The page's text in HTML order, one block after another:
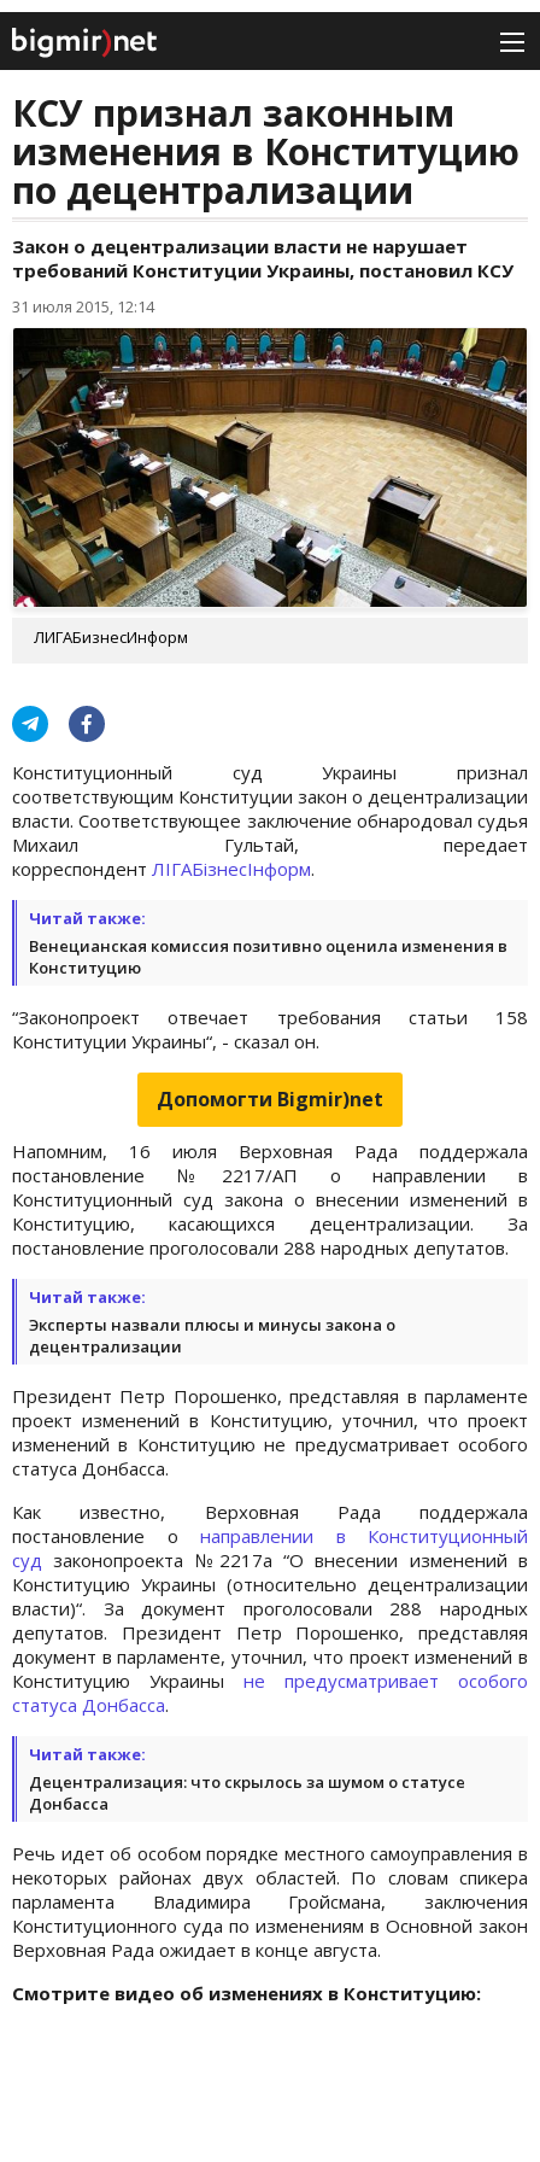
КСУ признал законным
изменения в Конституцию
по децентрализации
Закон о децентрализации власти не нарушает
требований Конституции Украины, постановил КСУ
31 июля 2015, 12:14
ЛИГАБизнесИнформ
Конституционный суд Украины признал
соответствующим Конституции закон о децентрализации
власти. Соответствующее заключение обнародовал судья
Михаил Гультай, передает
корреспондент ЛІГАБізнесІнформ.
Читай также:
Венецианская комиссия позитивно оценила изменения в
Конституцию
“Законопроект отвечает требования статьи 158
Конституции Украины“, - сказал он.
Допомогти Bigmir)net
Напомним, 16 июля Верховная Рада поддержала
постановление №2217/АП о направлении в
Конституционный суд закона о внесении изменений в
Конституцию, касающихся децентрализации. За
постановление проголосовали 288 народных депутатов.
Читай также:
Эксперты назвали плюсы и минусы закона о
децентрализации
Президент Петр Порошенко, представляя в парламенте
проект изменений в Конституцию, уточнил, что проект
изменений в Конституцию не предусматривает особого
статуса Донбасса.
Как известно, Верховная Рада поддержала
постановление о направлении в Конституционный
суд законопроекта №2217а “О внесении изменений в
Конституцию Украины (относительно децентрализации
власти)“. За документ проголосовали 288 народных
депутатов. Президент Петр Порошенко, представляя
документ в парламенте, уточнил, что проект изменений в
Конституцию Украины не предусматривает особого
статуса Донбасса.
Читай также:
Децентрализация: что скрылось за шумом о статусе
Донбасса
Речь идет об особом порядке местного самоуправления в
некоторых районах двух областей. По словам спикера
парламента Владимира Гройсмана, заключения
Конституционного суда по изменениям в Основной закон
Верховная Рада ожидает в конце августа.
Смотрите видео об изменениях в Конституцию: